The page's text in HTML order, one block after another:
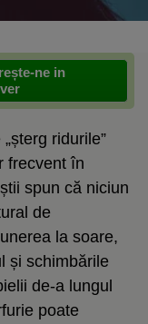
ne in
ridurile”
frecvent în
spun că niciun
de
la soare,
și schimbările
de-a lungul
poate